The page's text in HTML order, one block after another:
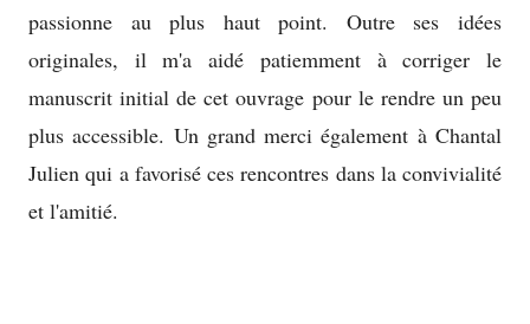
passionne au plus haut point. Outre ses idées
originales, il m'a aidé patiemment à corriger le
manuscrit initial de cet ouvrage pour le rendre un peu
plus accessible. Un grand merci également à Chantal
Julien qui a favorisé ces rencontres dans la convivialité
et l'amitié.